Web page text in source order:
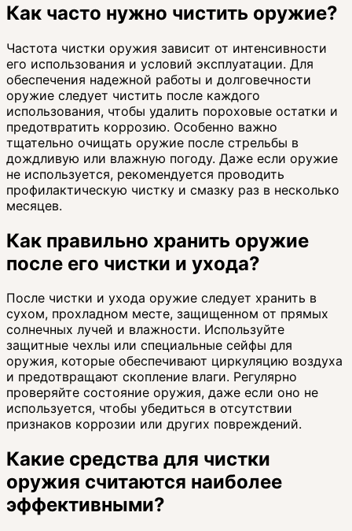
Как часто нужно чистить оружие?
Частота чистки оружия зависит от интенсивности
его использования и условий эксплуатации. Для
обеспечения надежной работы и долговечности
оружие следует чистить после каждого
использования, чтобы удалить пороховые остатки и
предотвратить коррозию. Особенно важно
тщательно очищать оружие после стрельбы в
дождливую или влажную погоду. Даже если оружие
не используется, рекомендуется проводить
профилактическую чистку и смазку раз в несколько
месяцев.
Как правильно хранить оружие
после его чистки и ухода?
После чистки и ухода оружие следует хранить в
сухом, прохладном месте, защищенном от прямых
солнечных лучей и влажности. Используйте
защитные чехлы или специальные сейфы для
оружия, которые обеспечивают циркуляцию воздуха
и предотвращают скопление влаги. Регулярно
проверяйте состояние оружия, даже если оно не
используется, чтобы убедиться в отсутствии
признаков коррозии или других повреждений.
Какие средства для чистки
оружия считаются наиболее
эффективными?